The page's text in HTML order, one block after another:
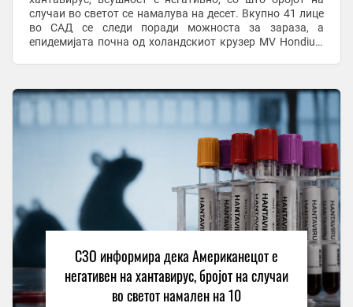
случаи во светот се намалува на десет. Вкупно 41 лице
во САД се следи поради можноста за зараза, а
епидемијата почна од холандскиот крузер MV Hondius.
СЗО информира дека Американецот е
негативен на хантавирус, бројот на случаи
во светот намален на 10